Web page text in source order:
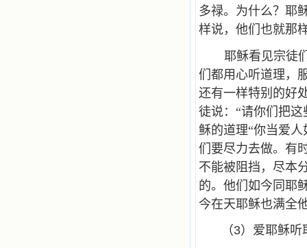
多禄。为什么？耶
样说，他们也就那
耶稣看见宗徒
们都用心听道理，
还有一样特别的好
徒说：“请你们把
稣的道理“你当爱
们要尽力去做。有
不能被阻挡，尽本
的。他们如今同耶
今在天耶稣也满全
（3）爱耶稣